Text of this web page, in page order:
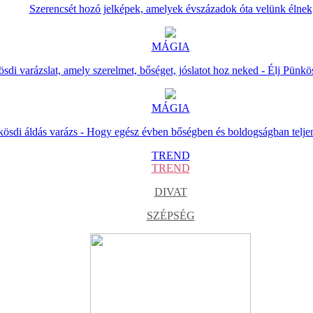
Szerencsét hozó jelképek, amelyek évszázadok óta velünk élnek
MÁGIA
varázslat, amely szerelmet, bőséget, jóslatot hoz neked - Élj
MÁGIA
áldás varázs - Hogy egész évben bőségben és boldogságban
TREND
TREND
DIVAT
SZÉPSÉG